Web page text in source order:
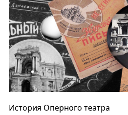
История Оперного театра